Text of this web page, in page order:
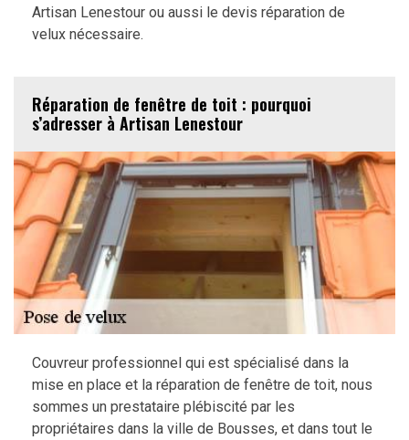
Artisan Lenestour ou aussi le devis réparation de
velux nécessaire.
Réparation de fenêtre de toit : pourquoi
s’adresser à Artisan Lenestour
Couvreur professionnel qui est spécialisé dans la
mise en place et la réparation de fenêtre de toit, nous
sommes un prestataire plébiscité par les
propriétaires dans la ville de Bousses, et dans tout le